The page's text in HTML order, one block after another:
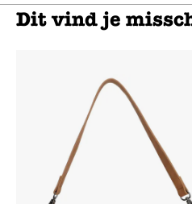
Dit vind je